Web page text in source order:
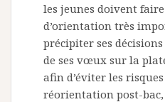
les jeunes doivent
d’orientation très
précipiter ses
de ses vœux sur la
afin d’éviter les risques
réorientation post-